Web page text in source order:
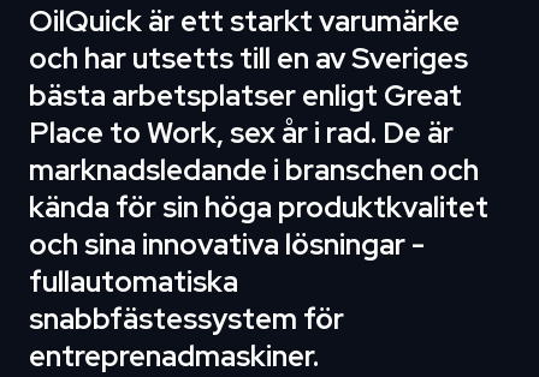
OilQuick är ett starkt varumärke
och har utsetts till en av Sveriges
bästa arbetsplatser enligt Great
Place to Work, sex år i rad. De är
marknadsledande i branschen och
kända för sin höga produktkvalitet
och sina innovativa lösningar -
fullautomatiska
snabbfästessystem för
entreprenadmaskiner.